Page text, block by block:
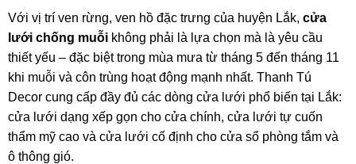
Với vị trí ven rừng, ven hồ đặc trưng của huyện Lắk, cửa
lưới chống muỗi không phải là lựa chọn mà là yêu cầu
thiết yếu – đặc biệt trong mùa mưa từ tháng 5 đến tháng 11
khi muỗi và côn trùng hoạt động mạnh nhất. Thanh Tú
Decor cung cấp đầy đủ các dòng cửa lưới phổ biến tại Lắk:
cửa lưới dạng xếp gọn cho cửa chính, cửa lưới tự cuốn
thẩm mỹ cao và cửa lưới cố định cho cửa sổ phòng tắm và
ô thông gió.